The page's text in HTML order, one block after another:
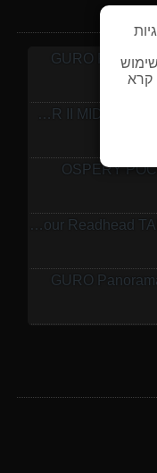
קרא
נעלי הליכה ULTRA RAPTOR II MID LEATHER WIDE GTX
נעלי הליכה אלגנט גברים Barbour Readhead TAN